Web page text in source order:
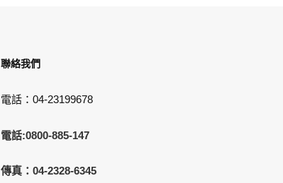
聯絡我們
電話：04-23199678
電話:0800-885-147
傳真：04-2328-6345